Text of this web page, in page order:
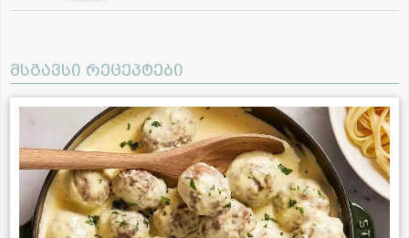
მსგავსი რეცეპტები